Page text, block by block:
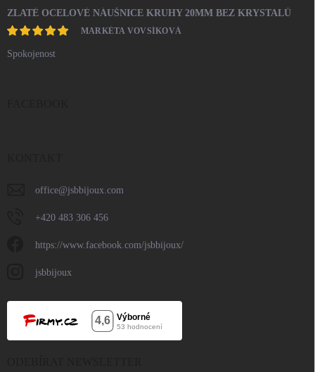
ZLATÉ OCELOVÉ NÁUŠNICE KRUHY 20MM BEZ KRYSTALŮ
MARKÉTA VOVSÍKOVÁ
Spokojenost
office@jsbbijoux.com
+420 483 306 456
https://www.facebook.com/jsbbijoux/
jsbbijoux